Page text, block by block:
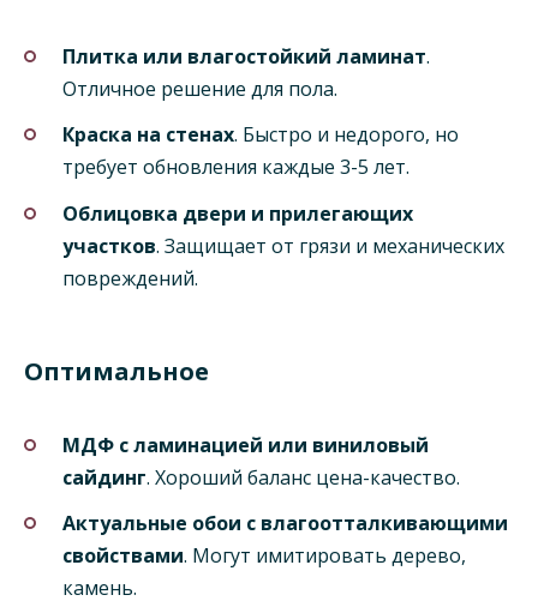
Плитка или влагостойкий ламинат.
Отличное решение для пола.
Краска на стенах. Быстро и недорого, но
требует обновления каждые 3-5 лет.
Облицовка двери и прилегающих
участков. Защищает от грязи и механических
повреждений.
Оптимальное
МДФ с ламинацией или виниловый
сайдинг. Хороший баланс цена-качество.
Актуальные обои с влагоотталкивающими
свойствами. Могут имитировать дерево,
камень.